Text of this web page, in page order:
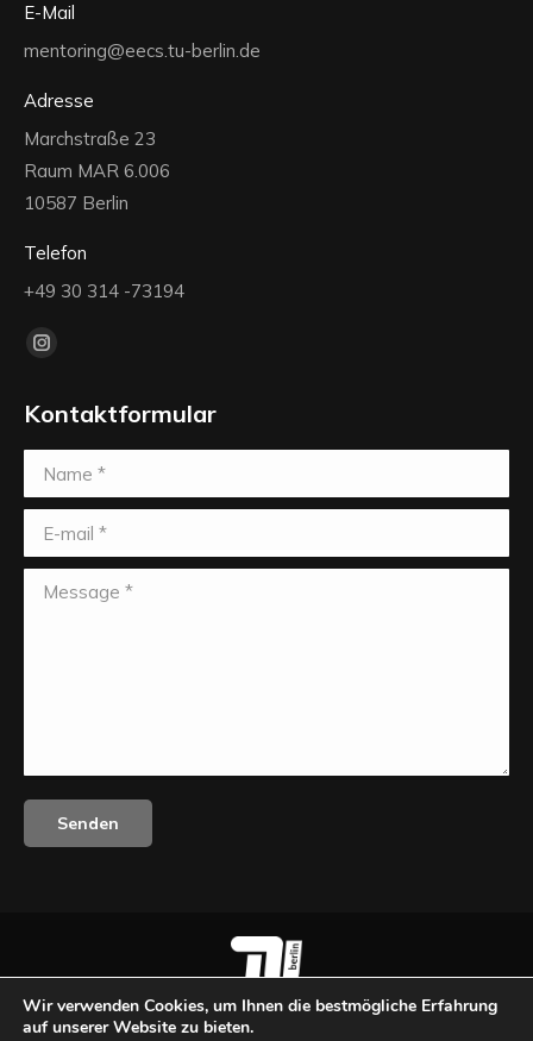
E-Mail
mentoring@eecs.tu-berlin.de
Adresse
Marchstraße 23
Raum MAR 6.006
10587 Berlin
Telefon
+49 30 314 -73194
Finden Sie uns auf:
Instagram
opens
in
new
window
Kontaktformular
Name *
E-mail *
Message *
Senden
© Mentoring der Fakultät IV - 2020. Alle Rechte
Wir verwenden Cookies, um Ihnen die bestmögliche Erfahrung
auf unserer Website zu bieten.